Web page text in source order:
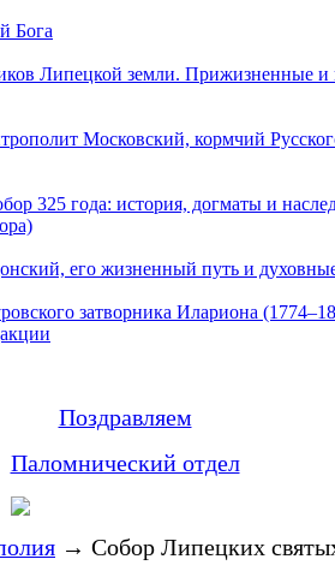
Бога
Липецкой земли. Прижизненные и
Московский, кормчий
325 года: история, догматы и
его жизненный путь и
затворника Илариона
Поздравляем
Паломнический отдел
→ Собор Липецких